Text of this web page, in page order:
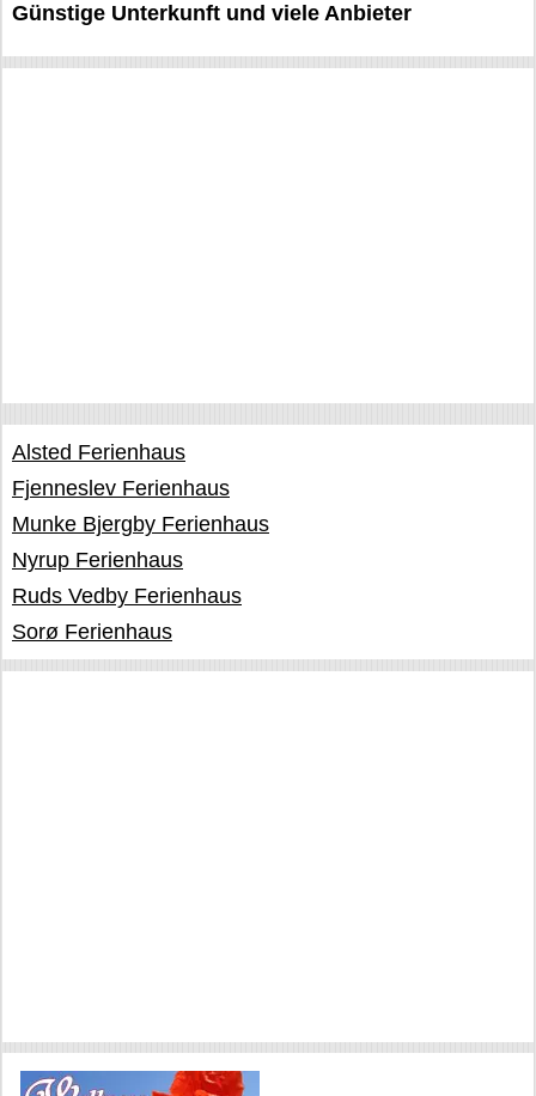
Günstige Unterkunft und viele Anbieter
Alsted Ferienhaus
Fjenneslev Ferienhaus
Munke Bjergby Ferienhaus
Nyrup Ferienhaus
Ruds Vedby Ferienhaus
Sorø Ferienhaus